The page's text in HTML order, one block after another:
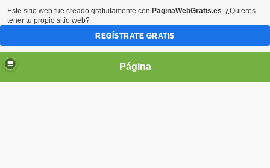
Página
Este sitio web fue creado gratuitamente con PaginaWebGratis.es. ¿Quieres
tener tu propio sitio web?
REGÍSTRATE GRATIS